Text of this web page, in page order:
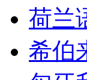
荷兰
希伯